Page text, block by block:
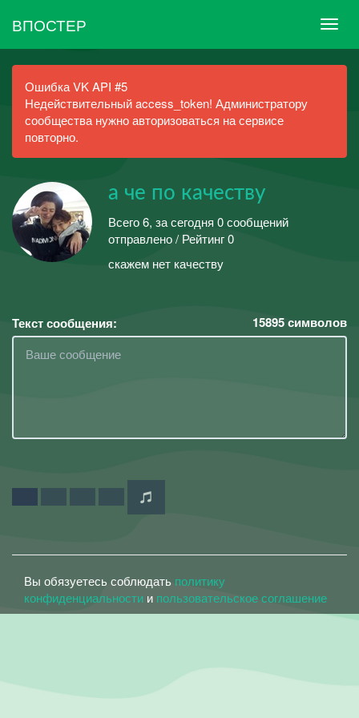
ВПОСТЕР
Ошибка VK API #5
Недействительный access_token! Администратору
сообщества нужно авторизоваться на сервисе
повторно.
а че по качеству
Всего 6, за сегодня 0 сообщений
отправлено / Рейтинг 0
скажем нет качеству
Текст сообщения: 15895символов
Вы обязуетесь соблюдать политику
конфиденциальности и пользовательское соглашение